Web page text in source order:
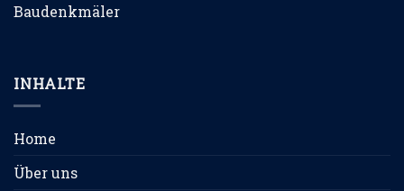
Baudenkmäler
INHALTE
Home
Über uns